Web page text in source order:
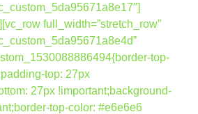
full_width=”stretch_row”
top-
top: 27px
27px !important;background-
top-color: #e6e6e6